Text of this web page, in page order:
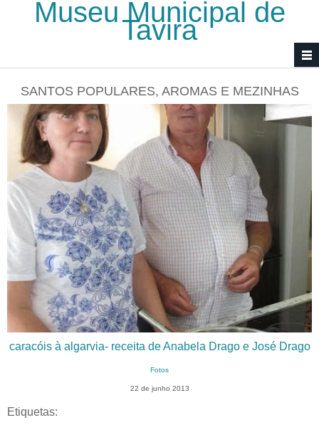
Passar para o conteúdo principal
Museu Municipal de
Tavira
SANTOS POPULARES, AROMAS E MEZINHAS
caracóis à algarvia- receita de Anabela Drago e José Drago
Fotos
22 de junho 2013
Etiquetas: